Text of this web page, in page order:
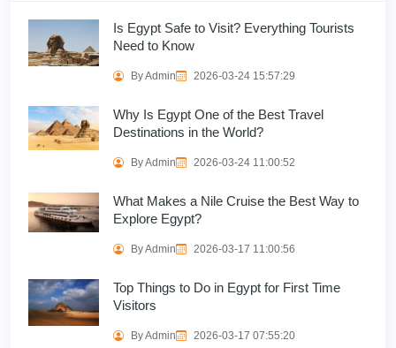
Is Egypt Safe to Visit? Everything Tourists
Need to Know
By Admin 2026-03-24 15:57:29
Why Is Egypt One of the Best Travel
Destinations in the World?
By Admin 2026-03-24 11:00:52
What Makes a Nile Cruise the Best Way to
Explore Egypt?
By Admin 2026-03-17 11:00:56
Top Things to Do in Egypt for First Time
Visitors
By Admin 2026-03-17 07:55:20